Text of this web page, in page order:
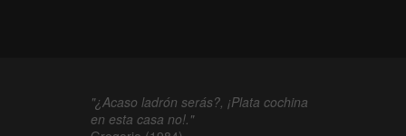
"¿Acaso ladrón serás?, ¡Plata cochina
en esta casa no!."